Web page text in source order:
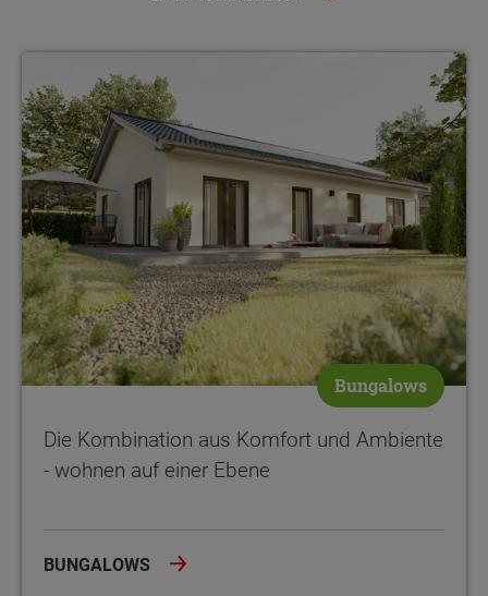
Die Kombination aus Komfort und Ambiente - wohnen auf einer
Bungalows
Die Kombination aus Komfort und Ambiente
- wohnen auf einer Ebene
BUNGALOWS